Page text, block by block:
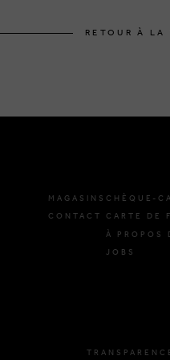
RETOUR À LA
MAGASINS
CONTACT
CHÈQUE-
CARTE DE
À PROPOS
JOBS